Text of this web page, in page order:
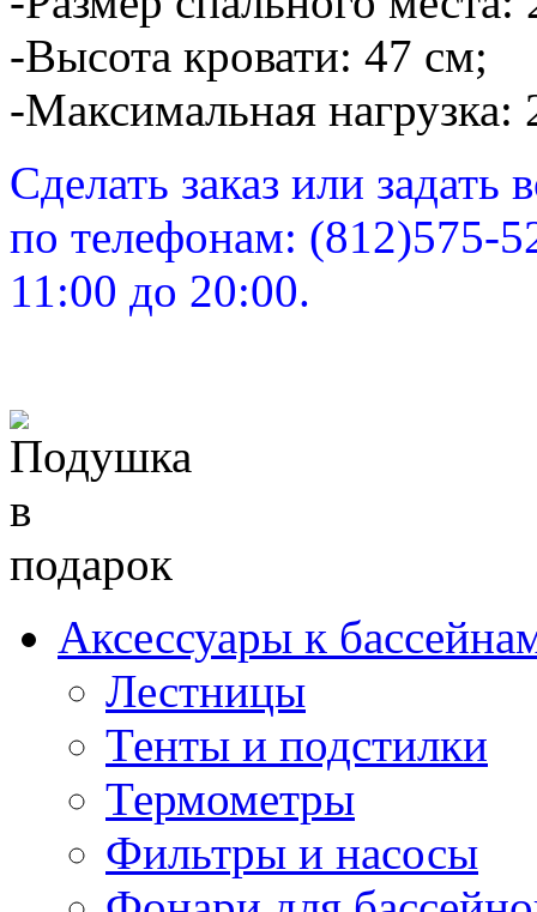
-Высота кровати: 47 см;
-Максимальная нагрузка:
Сделать заказ или
по телефонам: (812)575-
11:00 до 20:00.
Аксессуары к
Лестницы
Тенты и подстилки
Термометры
Фильтры и насосы